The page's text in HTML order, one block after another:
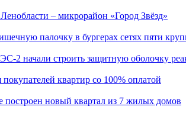
– микрорайон «Город Звёзд»
палочку в бургерах сетях пяти
2 начали строить защитную оболочку
квартир со 100% оплатой
построен новый квартал из 7 жилых домов